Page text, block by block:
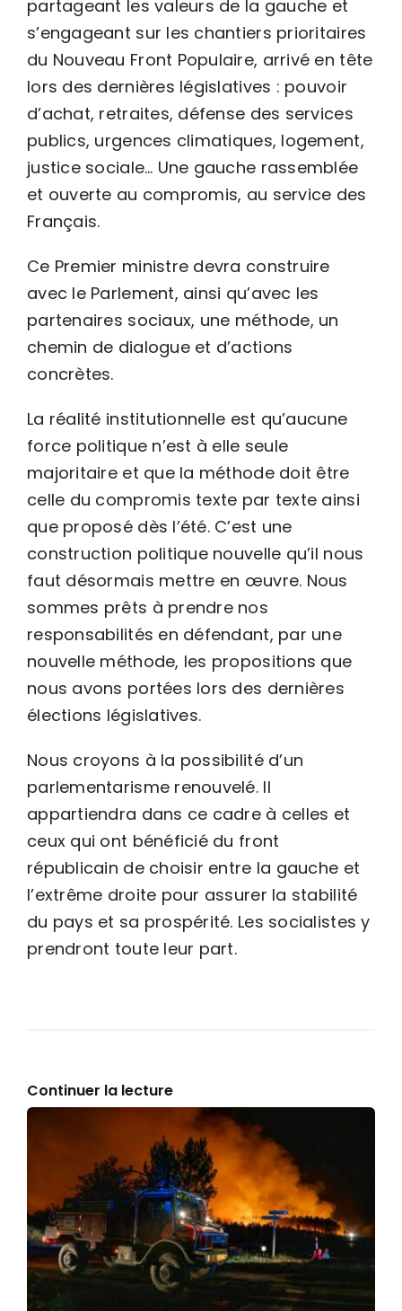
partageant les valeurs de la gauche et
s’engageant sur les chantiers prioritaires
du Nouveau Front Populaire, arrivé en tête
lors des dernières législatives : pouvoir
d’achat, retraites, défense des services
publics, urgences climatiques, logement,
justice sociale… Une gauche rassemblée
et ouverte au compromis, au service des
Français.
Ce Premier ministre devra construire
avec le Parlement, ainsi qu’avec les
partenaires sociaux, une méthode, un
chemin de dialogue et d’actions
concrètes.
La réalité institutionnelle est qu’aucune
force politique n’est à elle seule
majoritaire et que la méthode doit être
celle du compromis texte par texte ainsi
que proposé dès l’été. C’est une
construction politique nouvelle qu’il nous
faut désormais mettre en œuvre. Nous
sommes prêts à prendre nos
responsabilités en défendant, par une
nouvelle méthode, les propositions que
nous avons portées lors des dernières
élections législatives.
Nous croyons à la possibilité d’un
parlementarisme renouvelé. Il
appartiendra dans ce cadre à celles et
ceux qui ont bénéficié du front
républicain de choisir entre la gauche et
l’extrême droite pour assurer la stabilité
du pays et sa prospérité. Les socialistes y
prendront toute leur part.
Continuer la lecture